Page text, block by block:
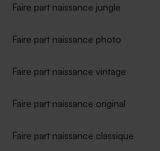
Faire part naissance jungle
Faire part naissance photo
Faire part naissance vintage
Faire part naissance original
Faire part naissance classique